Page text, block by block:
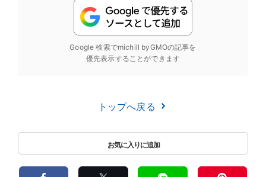
Google 検索でmichill byGMOの記事を
優先表示することができます
トップへ戻る